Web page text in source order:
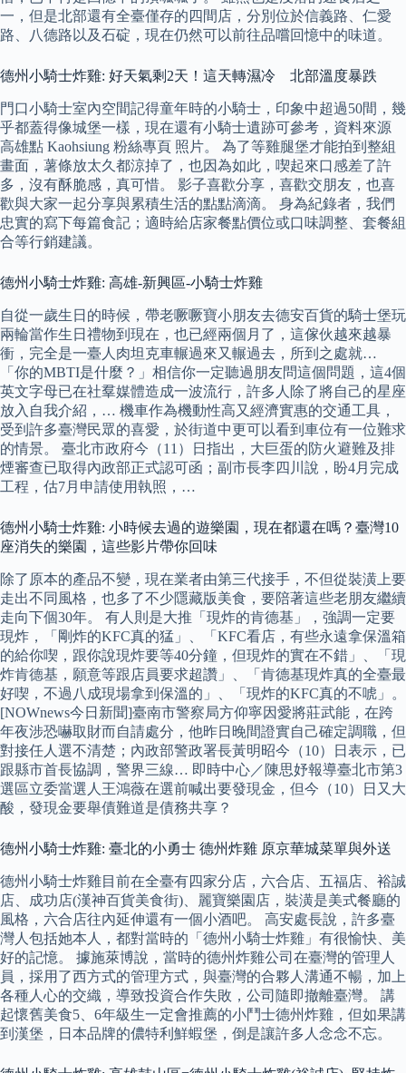
一，但是北部還有全臺僅存的四間店，分別位於信義路、仁愛
路、八德路以及石碇，現在仍然可以前往品嚐回憶中的味道。
德州小騎士炸雞: 好天氣剩2天！這天轉濕冷 北部溫度暴跌
門口小騎士室內空間記得童年時的小騎士，印象中超過50間，幾
乎都蓋得像城堡一樣，現在還有小騎士遺跡可參考，資料來源
高雄點 Kaohsiung 粉絲專頁 照片。 為了等雞腿堡才能拍到整組
畫面，薯條放太久都涼掉了，也因為如此，喫起來口感差了許
多，沒有酥脆感，真可惜。 影子喜歡分享，喜歡交朋友，也喜
歡與大家一起分享與累積生活的點點滴滴。 身為紀錄者，我們
忠實的寫下每篇食記；適時給店家餐點價位或口味調整、套餐組
合等行銷建議。
德州小騎士炸雞: 高雄-新興區-小騎士炸雞
自從一歲生日的時候，帶老噘噘寶小朋友去德安百貨的騎士堡玩
兩輪當作生日禮物到現在，也已經兩個月了，這傢伙越來越暴
衝，完全是一臺人肉坦克車輾過來又輾過去，所到之處就…
「你的MBTI是什麼？」相信你一定聽過朋友問這個問題，這4個
英文字母已在社羣媒體造成一波流行，許多人除了將自己的星座
放入自我介紹，… 機車作為機動性高又經濟實惠的交通工具，
受到許多臺灣民眾的喜愛，於街道中更可以看到車位有一位難求
的情景。 臺北市政府今（11）日指出，大巨蛋的防火避難及排
煙審查已取得內政部正式認可函；副市長李四川說，盼4月完成
工程，估7月申請使用執照，…
德州小騎士炸雞: 小時候去過的遊樂園，現在都還在嗎？臺灣10
座消失的樂園，這些影片帶你回味
除了原本的產品不變，現在業者由第三代接手，不但從裝潢上要
走出不同風格，也多了不少隱藏版美食，要陪著這些老朋友繼續
走向下個30年。 有人則是大推「現炸的肯德基」，強調一定要
現炸，「剛炸的KFC真的猛」、「KFC看店，有些永遠拿保溫箱
的給你喫，跟你說現炸要等40分鐘，但現炸的實在不錯」、「現
炸肯德基，願意等跟店員要求超讚」、「肯德基現炸真的全臺最
好喫，不過八成現場拿到保溫的」、「現炸的KFC真的不唬」。
[NOWnews今日新聞]臺南市警察局方仰寧因愛將莊武能，在跨
年夜涉恐嚇取財而自請處分，他昨日晚間證實自己確定調職，但
對接任人選不清楚；內政部警政署長黃明昭今（10）日表示，已
跟縣市首長協調，警界三線… 即時中心／陳思妤報導臺北市第3
選區立委當選人王鴻薇在選前喊出要發現金，但今（10）日又大
酸，發現金要舉債難道是債務共享？
德州小騎士炸雞: 臺北的小勇士 德州炸雞 原京華城菜單與外送
德州小騎士炸雞目前在全臺有四家分店，六合店、五福店、裕誠
店、成功店(漢神百貨美食街)、麗寶樂園店，裝潢是美式餐廳的
風格，六合店往內延伸還有一個小酒吧。 高安處長說，許多臺
灣人包括她本人，都對當時的「德州小騎士炸雞」有很愉快、美
好的記憶。 據施萊博說，當時的德州炸雞公司在臺灣的管理人
員，採用了西方式的管理方式，與臺灣的合夥人溝通不暢，加上
各種人心的交織，導致投資合作失敗，公司隨即撤離臺灣。 講
起懷舊美食5、6年級生一定會推薦的小鬥士德州炸雞，但如果講
到漢堡，日本品牌的儂特利鮮蝦堡，倒是讓許多人念念不忘。